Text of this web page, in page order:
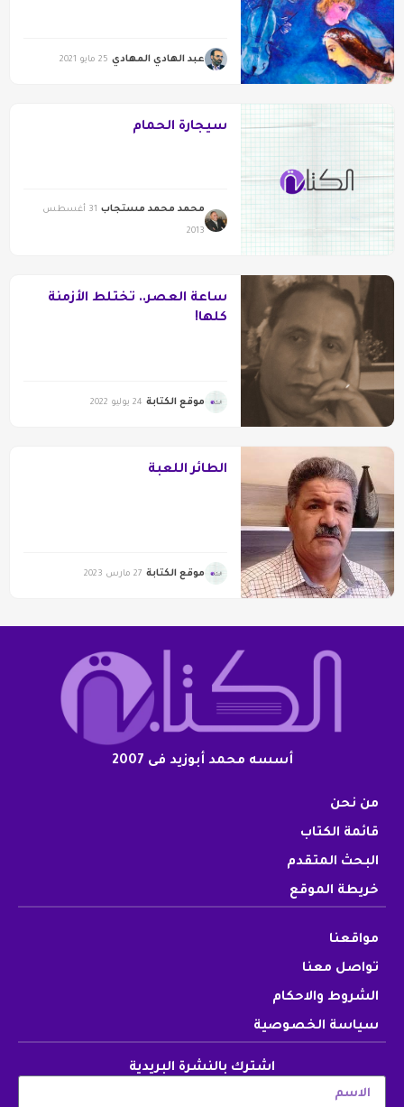
عبد الهادي المهادي 25 مايو 2021
سيجارة الحمام
محمد محمد مستجاب 31 أغسطس
2013
ساعة العصر.. تختلط الأزمنة
كلها!
موقع الكتابة 24 يوليو 2022
الطائر اللعبة
موقع الكتابة 27 مارس 2023
أسسه محمد أبوزيد فى 2007
من نحن
قائمة الكتاب
البحث المتقدم
خريطة الموقع
مواقعنا
تواصل معنا
الشروط والاحكام
سياسة الخصوصية
اشترك بالنشرة البريدية